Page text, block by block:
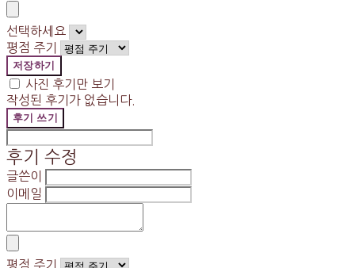
선택하세요
평점 주기
저장하기
사진 후기만 보기
작성된 후기가 없습니다.
후기 쓰기
후기 수정
글쓴이
이메일
평점 주기